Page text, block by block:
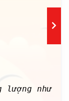
lượng như